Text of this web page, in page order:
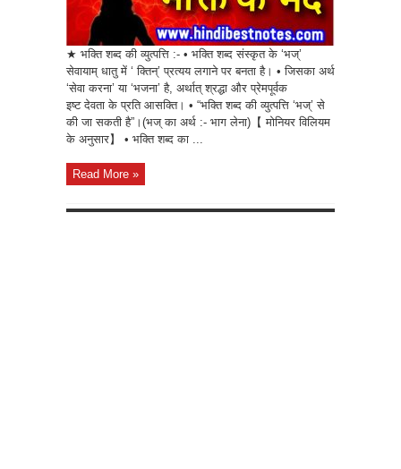
★ भक्ति शब्द की व्युत्पत्ति :- • भक्ति शब्द संस्कृत के ‘भज्’
सेवायाम् धातु में ‘ क्तिन्’ प्रत्यय लगाने पर बनता है। • जिसका अर्थ
‘सेवा करना’ या ‘भजना’ है, अर्थात् श्रद्धा और प्रेमपूर्वक
इष्ट देवता के प्रति आसक्ति। • “भक्ति शब्द की व्युत्पत्ति ‘भज्’ से
की जा सकती है”।(भज् का अर्थ :- भाग लेना)【 मोनियर विलियम
के अनुसार】 • भक्ति शब्द का ...
Read More »